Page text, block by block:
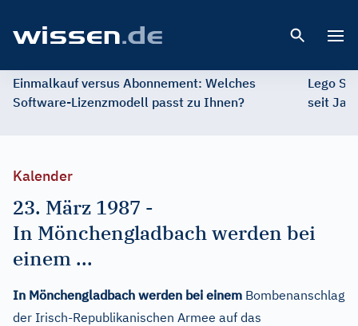
Einmalkauf versus Abonnement: Welches
Software-Lizenzmodell passt zu Ihnen?
Lego
seit
Kalender
23. März 1987 -
In Mönchengladbach werden bei
einem ...
In Mönchengladbach werden bei einem Bombenanschlag
der Irisch-Republikanischen Armee auf das